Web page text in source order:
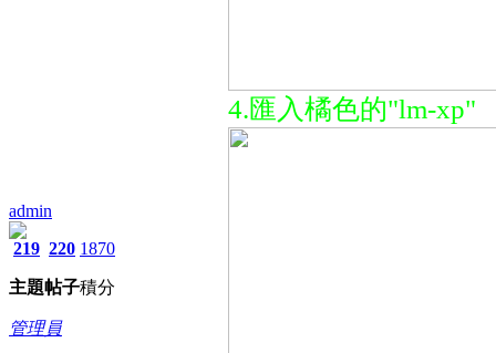
admin
219
主題
220
帖子
1870
積分
管理員
4.匯入橘色的"lm-xp"